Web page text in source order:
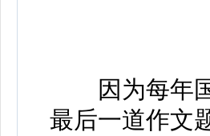
因为每年国
最后一道作文